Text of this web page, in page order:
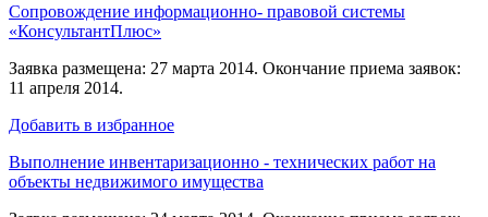
Сопровождение информационно- правовой системы
«КонсультантПлюс»
Заявка размещена: 27 марта 2014. Окончание приема заявок:
11 апреля 2014.
Добавить в избранное
Выполнение инвентаризационно - технических работ на
объекты недвижимого имущества